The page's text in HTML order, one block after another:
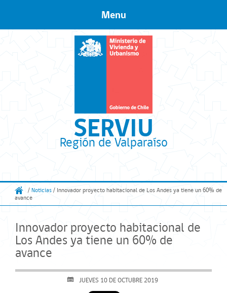
SERVIU
Región de Valparaíso
Menu
/ Noticias / Innovador proyecto habitacional de Los Andes ya tiene un 60% de
avance
Innovador proyecto habitacional de
Los Andes ya tiene un 60% de
avance
JUEVES 10 DE OCTUBRE 2019